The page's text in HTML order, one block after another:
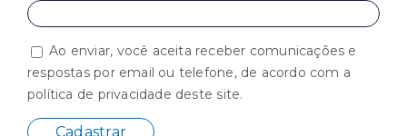
Ao enviar, você aceita receber comunicações e
respostas por email ou telefone, de acordo com a
política de privacidade deste site.